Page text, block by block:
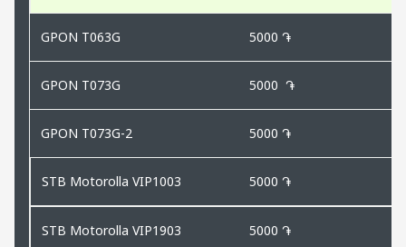
GPON T063G 5000 ֏
GPON T073G 5000 ֏
GPON T073G-2 5000 ֏
STB Motorolla VIP1003 5000 ֏
STB Motorolla VIP1903 5000 ֏